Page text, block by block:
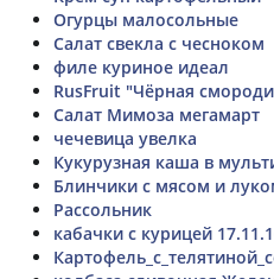
Огурцы малосольные
Салат свекла с чесноком
филе куриное идеал
RusFruit "Чёрная
Салат Мимоза мегамарт
чечевица увелка
Кукурузная каша в
Блинчики с мясом и
Рассольник
кабачки с курицей